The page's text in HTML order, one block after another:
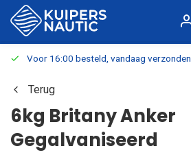
Voor 16:00 besteld, vandaag verzonden
Terug
6kg Britany Anker
Gegalvaniseerd